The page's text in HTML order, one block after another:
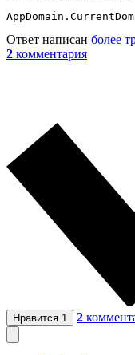
Ответ написан более
2 комментария
Нравится 1 2